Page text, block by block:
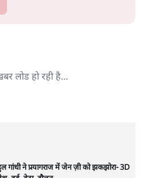
गहरी और साफ़ है। उनकी शैली—
खोलने की—उन्हें आज के